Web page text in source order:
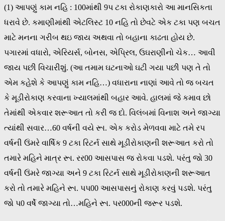
(1) આપણું કામ નહિ : 100માંથી 9પ ટકા રોકાણકારો આ માનસિકતા
ધરાવે છે. કમાણીમાંથી એટલિસ્ટ 10 નહિ તો છેવટે એક ટકા પણ બચત
માટે મનના ગરીબ થઇ જાય અથવા તો બહાના કાઢતા હોય છે.
પગારમાં વધારો, એરિયર્સ, બોનસ, એપ્રિલ, ઉઘરાણીનો ચેક… આવી
જાય પછી વિચારીશું. (આ તમામ ઘટનાઓ ઘટી ગયા પછી પણ તે તો
એમ કહેશે કે આપણું કામ નહિ…) વધારાના નાણાં આવે તો જ બચત
કે મૂડીરોકાણ કરવાના ખ્યાલમાંથી બહાર આવે. હાલમાં જે કમાવ છો
તેમાંથી એકવાર શરૂઆત તો કરી જ દો. વિલંબમાં વિનાશ અને જાગ્યા
ત્યાંથી સવાર…60 વર્ષની વયે રૂા. એક કરોડ મેળવવા માટે તમે રપ
વર્ષની ઉંમરે વાર્ષિક 9 ટકા રિટર્ન સાથે મૂડીરોકાણની શરૂઆત કરો તો
તમારે મહિને માત્ર રૂા. રર00 આસપાસ જ રોકવા પડશે. પરંતુ જો 30
વર્ષની ઉંમરે જાગ્યા અને 9 ટકા રિટર્ન સાથે મૂડીરોકાણની શરૂઆત
કરો તો તમારે મહિને રૂા. પપ00 આસપાસનું રોકાણ કરવું પડશે. પરંતુ
જો પ0 વર્ષે જાગ્યા તો…મહિને રૂા. પર000ની જરૂર પડશે.